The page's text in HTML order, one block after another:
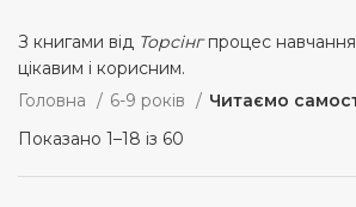
З книгами від Торсінгпроцес
цікавим і корисним.
Головна
6-9 років
Читаємо
Показано 1–18 із 60